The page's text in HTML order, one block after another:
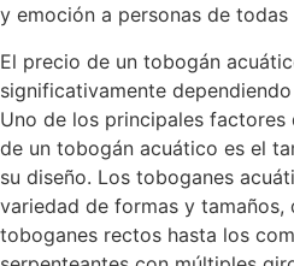
y emoción a personas de todas
El precio de un tobogán
significativamente
Uno de los principales factores
de un tobogán acuático es el
su diseño. Los toboganes
variedad de formas y tamaños,
toboganes rectos hasta los